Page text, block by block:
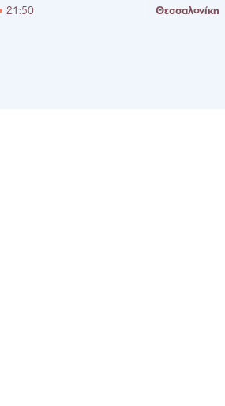
21:50 Θεσσαλονίκη